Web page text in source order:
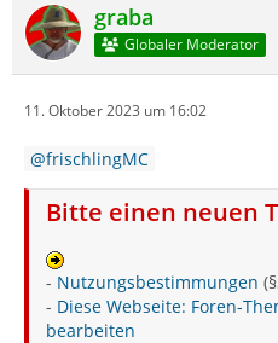
graba
Globaler Moderator
11. Oktober 2023 um 16:02
frischlingMC
Bitte einen neuen
- Nutzungsbestimmungen
- Diese Webseite: Foren-
bearbeiten